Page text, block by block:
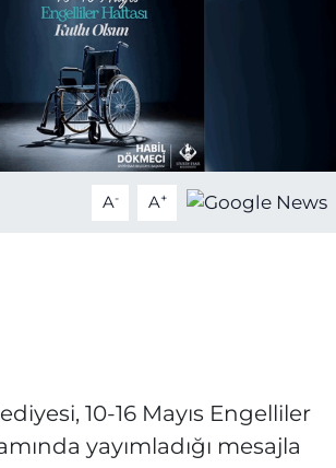
A- A+
10-16 Mayıs Engelliler
yayımladığı mesajla